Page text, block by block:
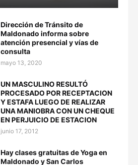
Dirección de Tránsito de
Maldonado informa sobre
atención presencial y vías de
consulta
mayo 13, 2020
UN MASCULINO RESULTÓ
PROCESADO POR RECEPTACION
Y ESTAFA LUEGO DE REALIZAR
UNA MANIOBRA CON UN CHEQUE
EN PERJUICIO DE ESTACION
junio 17, 2012
Hay clases gratuitas de Yoga en
Maldonado y San Carlos